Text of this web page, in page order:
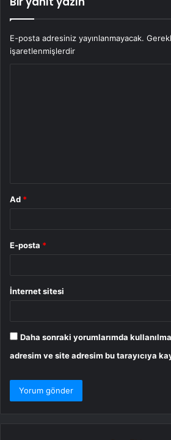
E-posta adresiniz yayınlanmayacak.
işaretlenmişlerdir
Ad *
E-posta *
İnternet sitesi
Daha sonraki yorumlarımda
adresim ve site adresim bu tarayıcıya